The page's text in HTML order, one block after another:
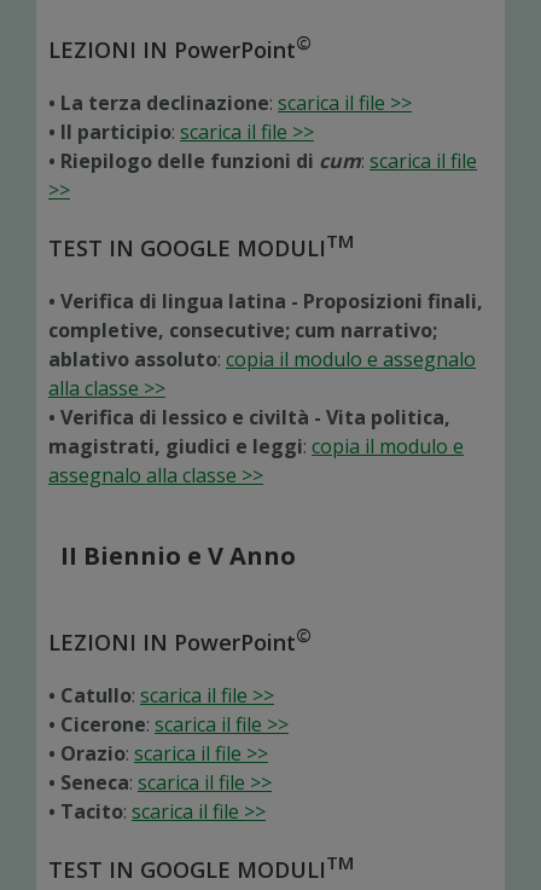
LEZIONI IN PowerPoint©
• La terza declinazione: scarica il file >>
• Il participio: scarica il file >>
• Riepilogo delle funzioni di cum: scarica il file
>>
TEST IN GOOGLE MODULITM
• Verifica di lingua latina - Proposizioni finali,
completive, consecutive; cum narrativo;
ablativo assoluto: copia il modulo e assegnalo
alla classe >>
• Verifica di lessico e civiltà - Vita politica,
magistrati, giudici e leggi: copia il modulo e
assegnalo alla classe >>
II Biennio e V Anno
LEZIONI IN PowerPoint©
• Catullo: scarica il file >>
• Cicerone: scarica il file >>
• Orazio: scarica il file >>
• Seneca: scarica il file >>
• Tacito: scarica il file >>
TEST IN GOOGLE MODULITM